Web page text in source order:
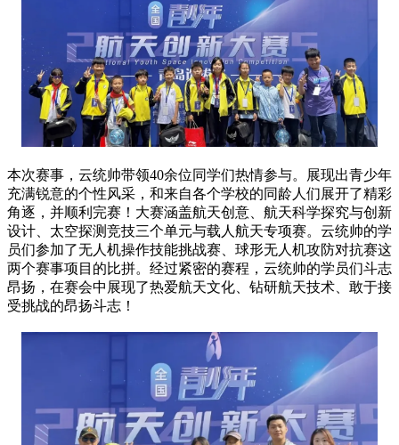
本次赛事，云统帅带领40余位同学们热情参与。展现出青少年
充满锐意的个性风采，和来自各个学校的同龄人们展开了精彩
角逐，并顺利完赛！大赛涵盖航天创意、航天科学探究与创新
设计、太空探测竞技三个单元与载人航天专项赛。云统帅的学
员们参加了无人机操作技能挑战赛、球形无人机攻防对抗赛这
两个赛事项目的比拼。经过紧密的赛程，云统帅的学员们斗志
昂扬，在赛会中展现了热爱航天文化、钻研航天技术、敢于接
受挑战的昂扬斗志！